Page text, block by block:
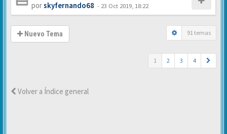
porskyfernando68 - 23 Oct 2019, 18:22
Nuevo Tema 91 temas
1 2 3 4
Volver a Índice general